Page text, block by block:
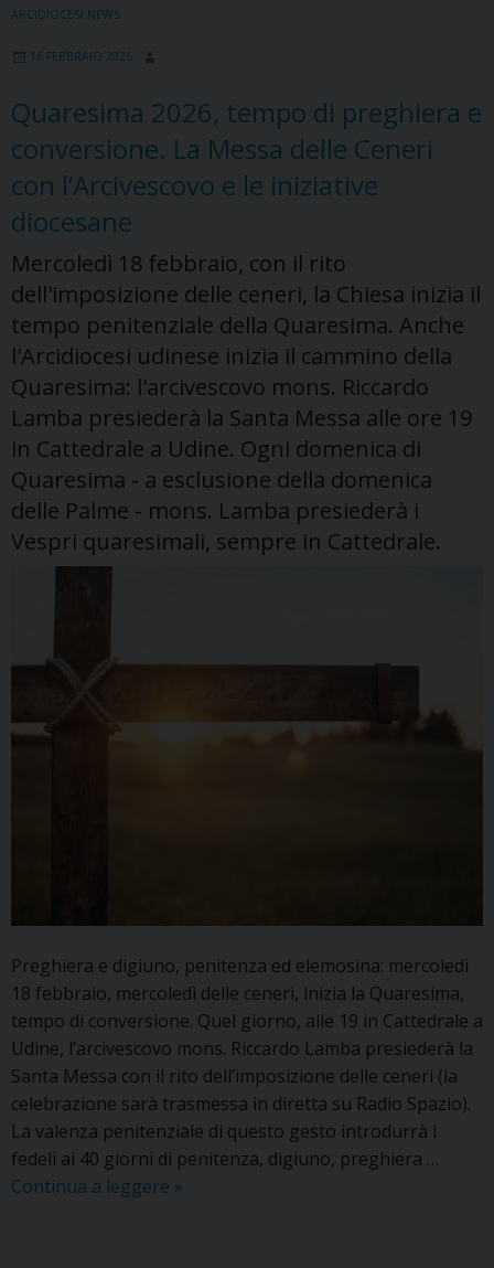
ARCIDIOCESI NEWS
16 FEBBRAIO 2026
Quaresima 2026, tempo di preghiera e
conversione. La Messa delle Ceneri
con l’Arcivescovo e le iniziative
diocesane
Mercoledì 18 febbraio, con il rito
dell'imposizione delle ceneri, la Chiesa inizia il
tempo penitenziale della Quaresima. Anche
l'Arcidiocesi udinese inizia il cammino della
Quaresima: l'arcivescovo mons. Riccardo
Lamba presiederà la Santa Messa alle ore 19
in Cattedrale a Udine. Ogni domenica di
Quaresima - a esclusione della domenica
delle Palme - mons. Lamba presiederà i
Vespri quaresimali, sempre in Cattedrale.
Preghiera e digiuno, penitenza ed elemosina: mercoledì
18 febbraio, mercoledì delle ceneri, inizia la Quaresima,
tempo di conversione. Quel giorno, alle 19 in Cattedrale a
Udine, l’arcivescovo mons. Riccardo Lamba presiederà la
Santa Messa con il rito dell’imposizione delle ceneri (la
celebrazione sarà trasmessa in diretta su Radio Spazio).
La valenza penitenziale di questo gesto introdurrà i
fedeli ai 40 giorni di penitenza, digiuno, preghiera …
Continua a leggere Quaresima
»